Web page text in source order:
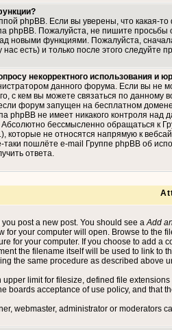
phpBB. Если вы уверены, что какая-
phpBB. Пожалуйста, не пишите
новыми функциями. Пожалуйста,
есть) и только после этого следуйте
некорректного использования и
данного форума. Если вы не
с кем вы можете связаться по данному
форум запущен на бесплатном
phpBB не имеет никакого контроля
бессмысленно обращаться к
которые не относятся напрямую к
пошлёте e-mail Группе phpBB об
ответа.
post a new post. You should see aAdd
for your computer will open. Browse to the
for your computer. If you choose to add a
the filename itself will be used to link to
the same procedure as described above
limit for filesize, defined file
boards acceptance of use policy, and that
webmaster, administrator or moderators